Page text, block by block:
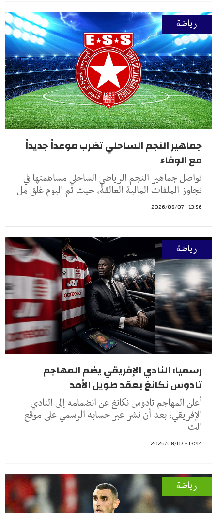
رياضة
جماهير النجم الساحلي تضرب موعداً جديداً
مع الوفاء
تواصل جماهير النجم الرياضي الساحلي مساهمتها في
تجاوز الملفات المالية العالقة، حيث تم اليوم غلق مل
13:56 - 2026/08/07
رياضة
رسميا: النادي الإفريقي يضم المهاجم
تادوس نكانغ بعقد طويل الأمد
أعلن المهاجم تادوس نكانغ عن انضمامه إلى النادي
الإفريقي، بعد أن نشر عبر حسابه الرسمي على موقع
الت
13:44 - 2026/08/07
رياضة